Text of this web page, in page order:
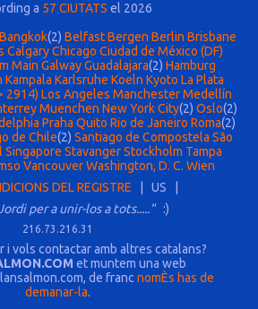
a 57 CIUTATS el 2026
Bangkok(2) BelfastBergen Berlin Brisbane
CalgaryChicago Ciudad de México (DF)
Main Galway Guadalajara(2) Hamburg
Kampala Karlsruhe Koeln Kyoto La Plata
2914) Los Angeles ManchesterMedellín
Muenchen New York City(2) Oslo(2)
Praha Quito Rio de Janeiro Roma(2)
de Chile(2) Santiago de Compostela São
Singapore Stavanger Stockholm Tampa
VancouverWashington, D. C. Wien
DEL REGISTRE | US |
per a unir-los a tots.....":)
216.73.216.31
i vols contactar amb altres catalans?
et muntem una web
de franc nomÈs has de
demanar-la.